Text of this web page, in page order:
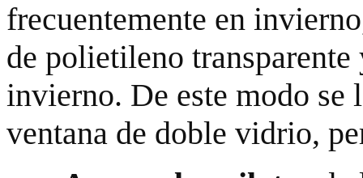
frecuentemente en
de polietileno
invierno. De este modo se
ventana de doble vidrio,